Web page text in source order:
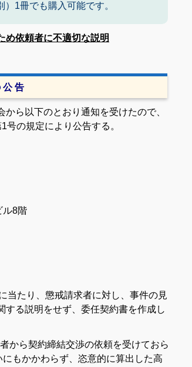
1冊でも購入可能です。
め依頼者に不適切な説明
公 告
ら以下のとおり通知を受けたので、
の規定により公告する。
8階
当たり、懲戒請求者に対し、事件の見
る説明をせず、委任契約書を作成し
から契約締結交渉の依頼を受けておら
もかかわらず、恣意的に算出した高